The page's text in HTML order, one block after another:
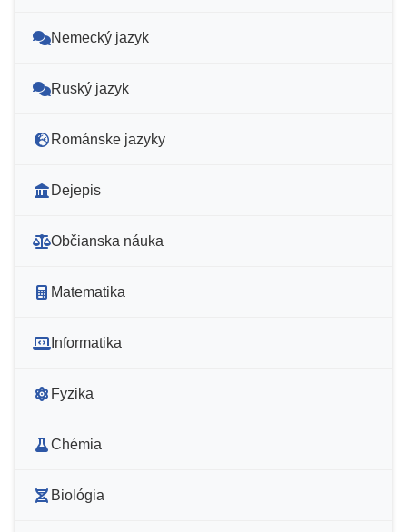
Nemecký jazyk
Ruský jazyk
Románske jazyky
Dejepis
Občianska náuka
Matematika
Informatika
Fyzika
Chémia
Biológia